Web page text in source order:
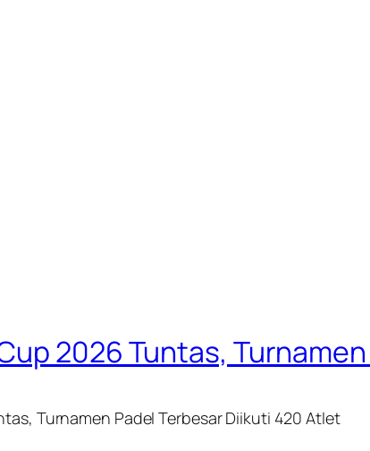
2026 Tuntas,
Turnamen Padel Terbesar Diikuti 420 Atlet